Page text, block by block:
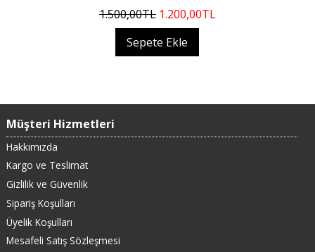
1.500,00TL 1.200,00TL
Sepete Ekle
Müşteri Hizmetleri
Hakkımızda
Kargo ve Teslimat
Gizlilik ve Güvenlik
Sipariş Koşulları
Üyelik Koşulları
Mesafeli Satış Sözleşmesi